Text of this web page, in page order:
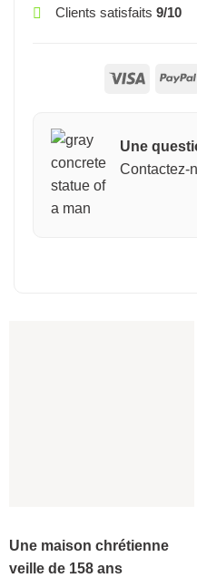
Clients satisfaits 9/10
Visa
Une
Contactez-
Une maison chrétienne
veille de 158 ans